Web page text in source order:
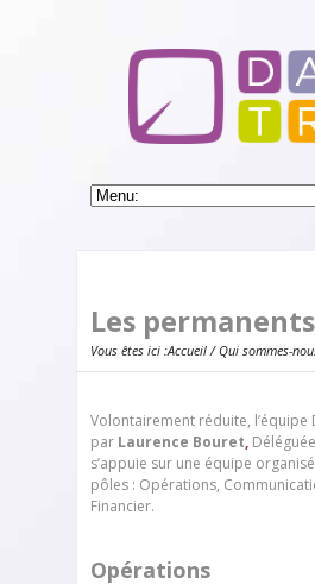
Les permanents
Vous êtes ici :Accueil/Qui sommes-
Volontairement réduite, l’équipe
par Laurence Bouret,
s’appuie sur une équipe
pôles : Opérations,
Financier.
Opérations